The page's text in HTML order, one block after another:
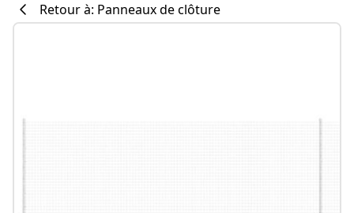
Retour à: Panneaux de clôture